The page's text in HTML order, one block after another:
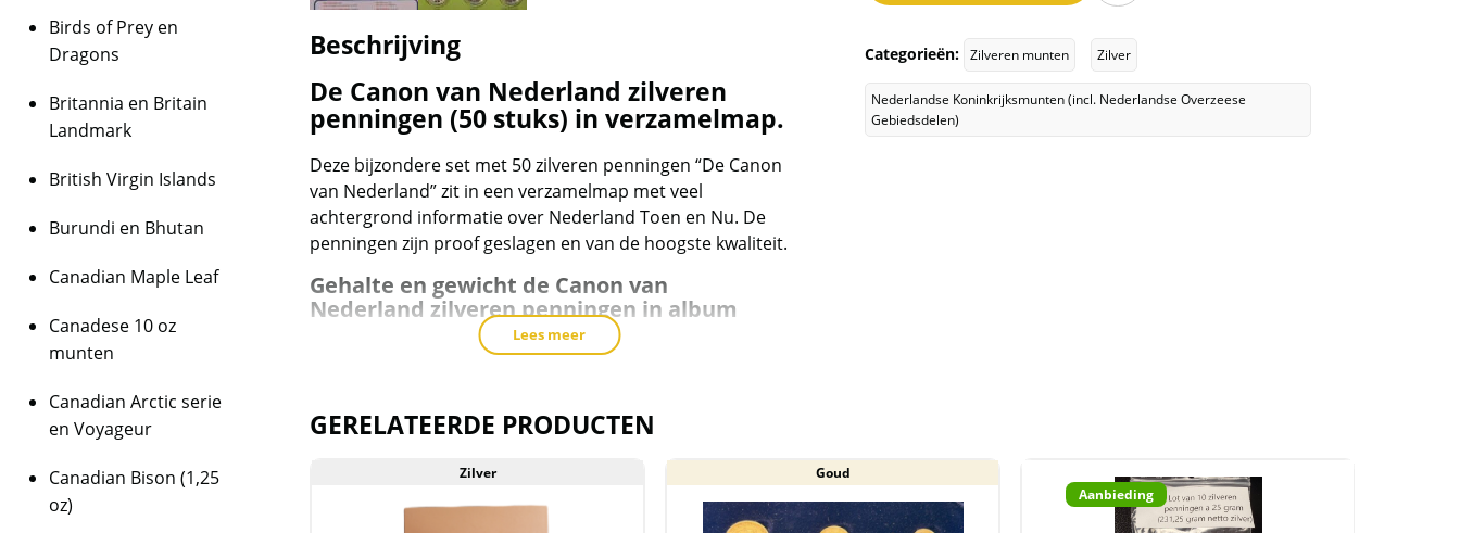
Beschrijving
De Canon van Nederland zilveren
penningen (50 stuks) in verzamelmap.
Deze bijzondere set met 50 zilveren penningen “De Canon
van Nederland” zit in een verzamelmap met veel
achtergrond informatie over Nederland Toen en Nu. De
penningen zijn proof geslagen en van de hoogste kwaliteit.
Gehalte en gewicht de Canon van
Nederland zilveren penningen in album
De zilveren penningen van De Canon wegen 9,5 gram per
gewicht zilver komt op 380 gram. De postzegels zijn niet
album is beschreven, zie foto’s.
Lees meer
om
wachtlijst
voor
Categorieën: Zilveren munten Zilver
Nederlandse Koninkrijksmunten (incl. Nederlandse Overzeese
Gebiedsdelen)
GERELATEERDE PRODUCTEN
Zilver Zilver Goud
Aanbieding
Birds of Prey en
Dragons
Britannia en Britain
Landmark
British Virgin Islands
Burundi en Bhutan
Canadian Maple Leaf
Canadese 10 oz
munten
Canadian Arctic serie
en Voyageur
Canadian Bison (1,25
oz)